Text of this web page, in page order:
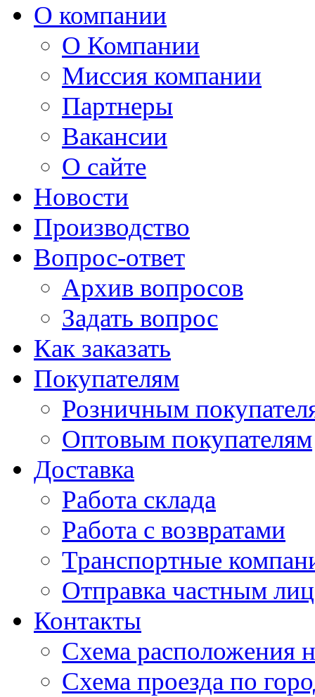
О компании
О Компании
Миссия компании
Партнеры
Вакансии
О сайте
Новости
Производство
Вопрос-ответ
Архив вопросов
Задать вопрос
Как заказать
Покупателям
Розничным
Оптовым покупателям
Доставка
Работа склада
Работа с возвратами
Транспортные
Отправка частным
Контакты
Схема расположения
Схема проезда по